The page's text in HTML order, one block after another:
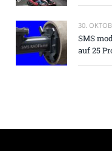
30.
SMS
auf 25